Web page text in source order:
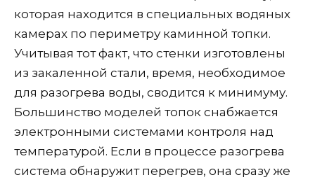
которая находится в специальных водяных
камерах по периметру каминной топки.
Учитывая тот факт, что стенки изготовлены
из закаленной стали, время, необходимое
для разогрева воды, сводится к минимуму.
Большинство моделей топок снабжается
электронными системами контроля над
температурой. Если в процессе разогрева
система обнаружит перегрев, она сразу же